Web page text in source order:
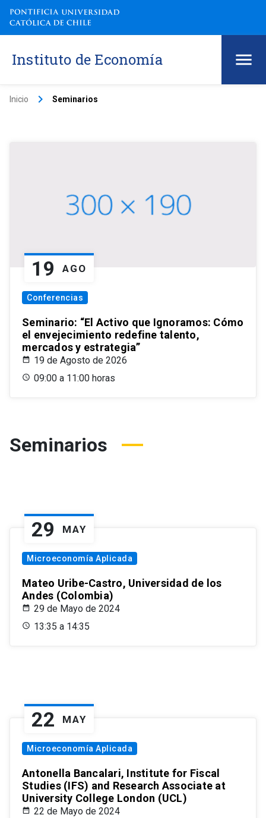
Instituto de Economía
Inicio keyboard_arrow_right Seminarios
19 AGO
Conferencias
Seminario: “El Activo que Ignoramos: Cómo
el envejecimiento redefine talento,
mercados y estrategia”
19 de Agosto de 2026
09:00 a 11:00 horas
Seminarios
29 MAY
Microeconomía Aplicada
Mateo Uribe-Castro, Universidad de los
Andes (Colombia)
29 de Mayo de 2024
13:35 a 14:35
22 MAY
Microeconomía Aplicada
Antonella Bancalari, Institute for Fiscal
Studies (IFS) and Research Associate at
University College London (UCL)
22 de Mayo de 2024